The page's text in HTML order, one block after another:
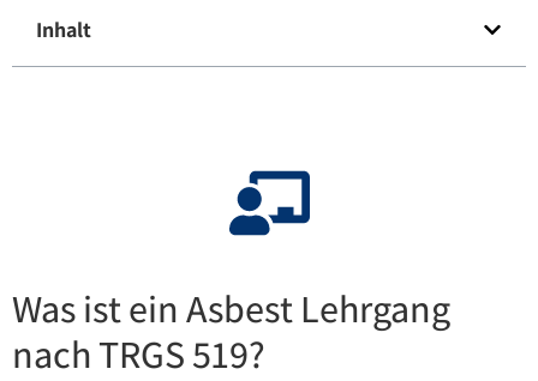
Inhalt
Was ist ein Asbest Lehrgang
nach TRGS 519?